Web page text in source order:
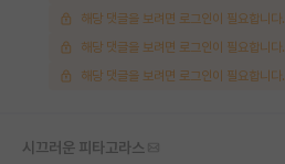
해당 댓글을 보려면 로그인이 필요합니다.
해당 댓글을 보려면 로그인이 필요합니다.
해당 댓글을 보려면 로그인이 필요합니다.
시끄러운 피타고라스